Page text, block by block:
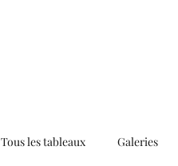
Tous les tableaux Galeries